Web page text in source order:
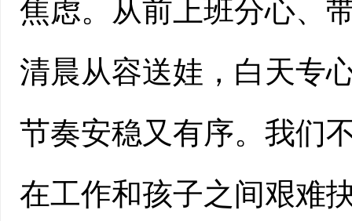
焦虑。从前上班分心、
清晨从容送娃，白天专
节奏安稳又有序。我们
在工作和孩子之间艰难